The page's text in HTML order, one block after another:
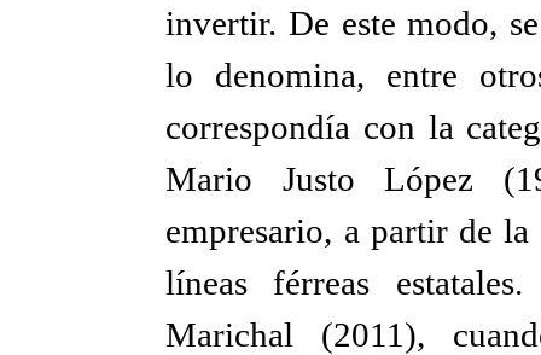
invertir. De este modo,
lo denomina, entre
correspondía con la
Mario Justo López
empresario, a partir de
líneas férreas
Marichal (2011),